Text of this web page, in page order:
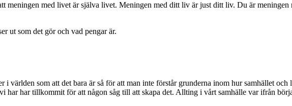
meningen med livet är själva livet. Meningen med ditt liv är just ditt liv. Du är
ut som det gör och vad pengar är.
världen som att det bara är så för att man inte förstår grunderna inom hur samhället
har har tillkommit för att någon såg till att skapa det. Allting i vårt samhälle var ifrån